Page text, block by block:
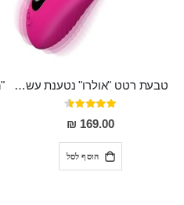
טבעת רטט "אולרו" נטענת עשויה סיליקון רפואי עם רטט חזק ומטריף חושים
דירוג:
91%
169.00 ₪
הוסף לסל